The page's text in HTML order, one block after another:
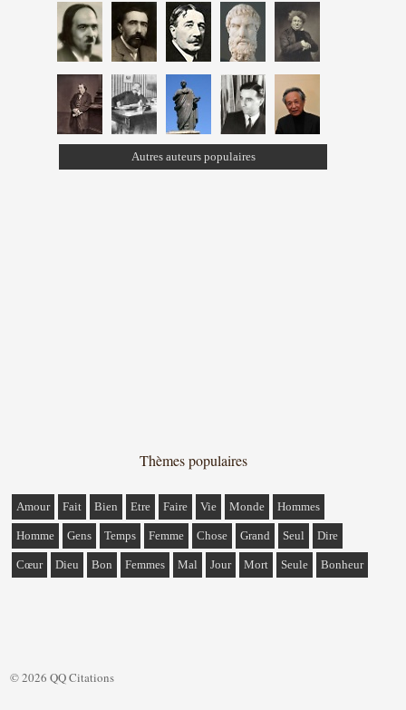
Autres auteurs populaires
Thèmes populaires
Amour Fait Bien Etre Faire Vie Monde Hommes
Homme Gens Temps Femme Chose Grand Seul Dire
Cœur Dieu Bon Femmes Mal Jour Mort Seule Bonheur
© 2026 QQ Citations